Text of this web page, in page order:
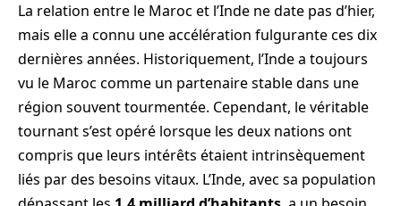
La relation entre le Maroc et l’Inde ne date pas d’hier,
mais elle a connu une accélération fulgurante ces dix
dernières années. Historiquement, l’Inde a toujours
vu le Maroc comme un partenaire stable dans une
région souvent tourmentée. Cependant, le véritable
tournant s’est opéré lorsque les deux nations ont
compris que leurs intérêts étaient intrinsèquement
liés par des besoins vitaux. L’Inde, avec sa population